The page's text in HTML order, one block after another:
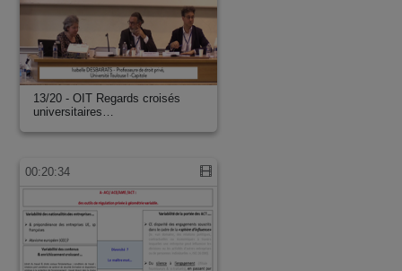
13/20 - OIT Regards croisés
universitaires…
00:20:34